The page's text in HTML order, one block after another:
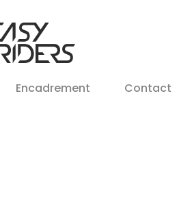
Encadrement Contact